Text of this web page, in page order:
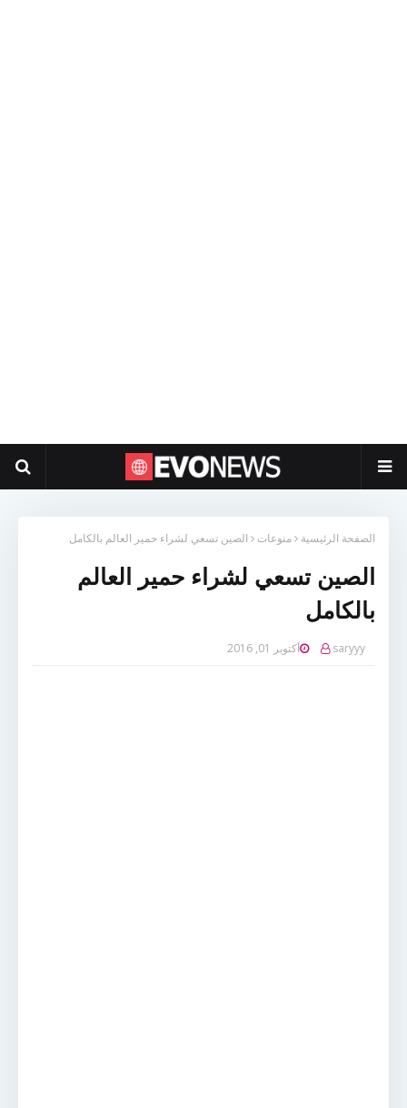
الصفحة الرئيسية منوعات الصين تسعي لشراء حمير العالم بالكامل
الصين تسعي لشراء حمير العالم
بالكامل
saryyy أكتوبر 01, 2016